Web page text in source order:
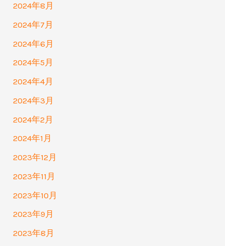
2024年8月
2024年7月
2024年6月
2024年5月
2024年4月
2024年3月
2024年2月
2024年1月
2023年12月
2023年11月
2023年10月
2023年9月
2023年8月